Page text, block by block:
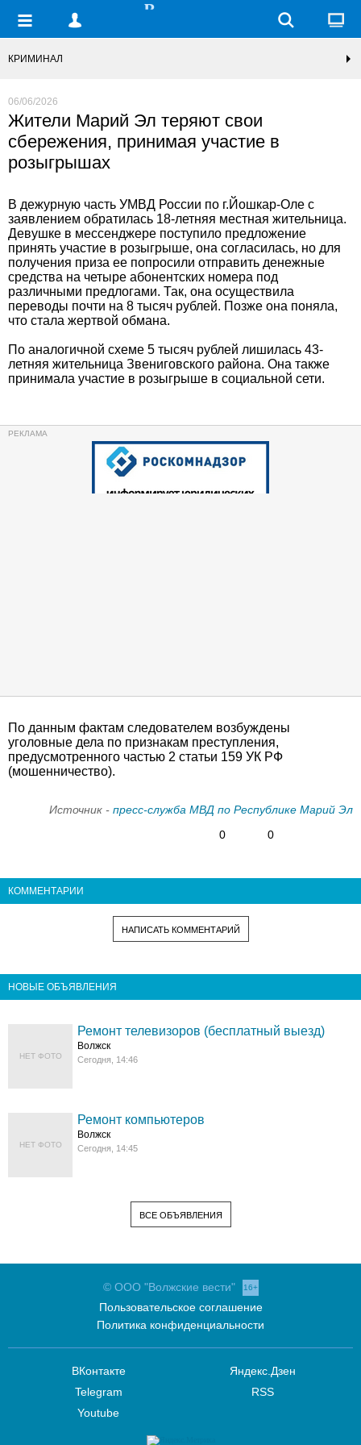
КРИМИНАЛ
06/06/2026
Жители Марий Эл теряют свои
сбережения, принимая участие в
розыгрышах
В дежурную часть УМВД России по г.Йошкар-Оле с
заявлением обратилась 18-летняя местная жительница.
Девушке в мессенджере поступило предложение
принять участие в розыгрыше, она согласилась, но для
получения приза ее попросили отправить денежные
средства на четыре абонентских номера под
различными предлогами. Так, она осуществила
переводы почти на 8 тысяч рублей. Позже она поняла,
что стала жертвой обмана.
По аналогичной схеме 5 тысяч рублей лишилась 43-
летняя жительница Звениговского района. Она также
принимала участие в розыгрыше в социальной сети.
По данным фактам следователем возбуждены
уголовные дела по признакам преступления,
предусмотренного частью 2 статьи 159 УК РФ
(мошенничество).
Источник - пресс-служба МВД по Республике Марий Эл
0
0
КОММЕНТАРИИ
НАПИСАТЬ КОММЕНТАРИЙ
НОВЫЕ ОБЪЯВЛЕНИЯ
НЕТ ФОТО
Ремонт телевизоров (бесплатный выезд)
Волжск
Сегодня, 14:46
НЕТ ФОТО
Ремонт компьютеров
Волжск
Сегодня, 14:45
ВСЕ ОБЪЯВЛЕНИЯ
© ООО "Волжские вести" 16+
Пользовательское соглашение
Политика конфиденциальности
ВКонтакте
Telegram
Youtube
Яндекс.Дзен
RSS